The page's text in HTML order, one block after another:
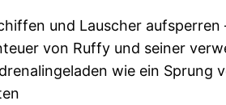
und Lauscher aufsperren
von Ruffy und seiner
wie ein Sprung